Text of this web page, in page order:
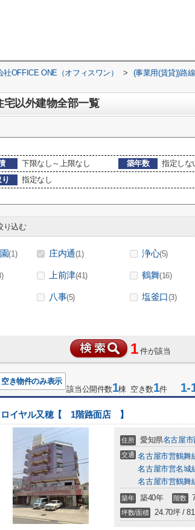
OFFICE ONE（オフィスワン） > (事業用(賃貸))路
以外建物全部一覧
下限なし～上限なし 築年数
指定しな
り
指定なし
込む
(1) 庄内通(1) 浄心(5)
上前津(41) 鶴舞(16)
八事(5) 塩釜口(3)
1 件が該当
空き物件のみ表示
該当公開件数1棟 空き数1件 1-
ロイヤル又穂【 1階路面店 】
住所 愛知県名古屋市
交通 名古屋市営鶴舞
名古屋市営名城
名古屋市営鶴舞
築年 築40年 階数
坪数/面積 24.70坪 /